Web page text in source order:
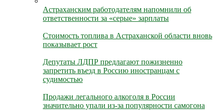
Астраханским работодателям напомнили об
ответственности за «серые» зарплаты
Стоимость топлива в Астраханской области вновь
показывает рост
Депутаты ЛДПР предлагают пожизненно
запретить въезд в Россию иностранцам с
судимостью
Продажи легального алкоголя в России
значительно упали из-за популярности самогона